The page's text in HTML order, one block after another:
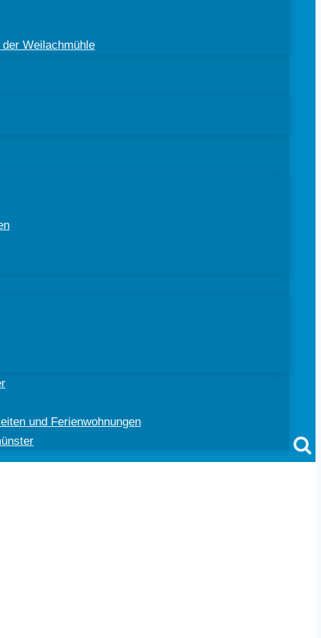
Weilachmühle
und Ferienwohnungen